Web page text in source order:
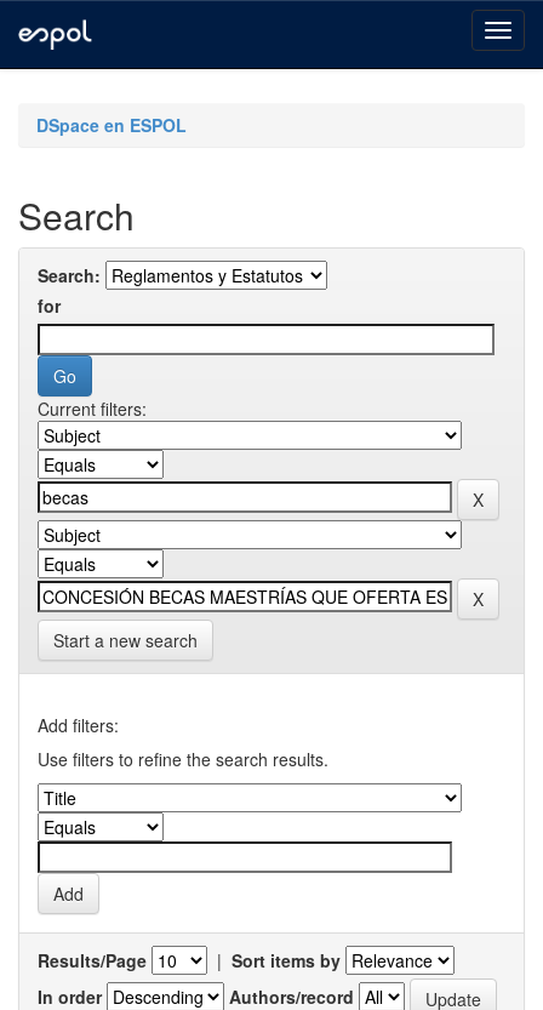
navigationDSpace en ESPOL
Search
Search:
for
Current filters:
Start a new search
Add filters:
Use filters to refine the search results.
Results/Page | Sort items by
In order
Authors/record